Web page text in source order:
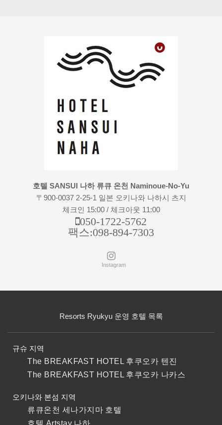
호텔 SANSUI 나하 류큐 온천 Naminoue-No-Yu
〒900-0037 2-25-1 일본 오키나와 나하시 츠지
체크인 15:00 / 체크아웃 11:00
050-1722-5762
팩스:098-894-7303
Instagram
Resorts Ryukyu 운영 호텔 목록
규슈 지역
The BREAKFAST HOTEL 후쿠오카 텐진
The BREAKFAST HOTEL 후쿠오카 나카스
오키나와 본섬 지역
류큐온천 세나가지마 호텔
호텔 Artstay 나하